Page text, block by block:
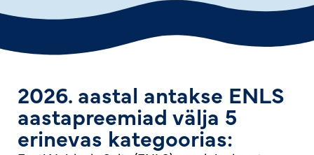
2026. aastal antakse ENLS
aastapreemiad välja 5
erinevas kategoorias: